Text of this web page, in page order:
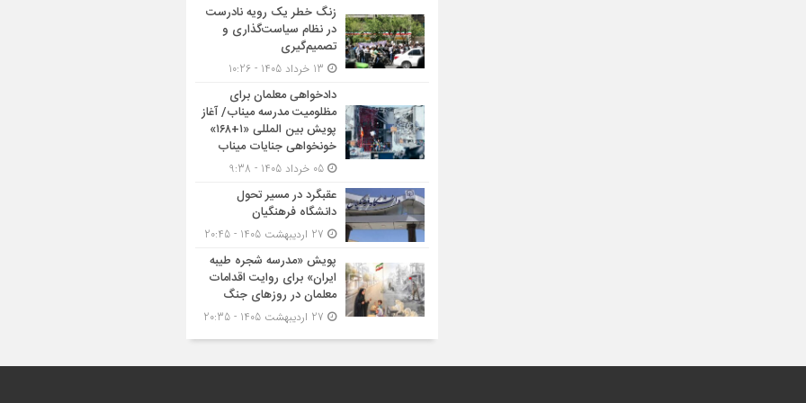
زنگ خطر یک رویه نادرست
در نظام سیاست‌گذاری و
تصمیم‌گیری
دادخواهی معلمان برای
مظلومیت مدرسه میناب/ آغاز
پویش بین المللی «۱+۱۶۸»
خونخواهی جنایات میناب
عقبگرد در مسیر تحول
دانشگاه فرهنگیان
پویش «مدرسه شجره طیبه
ایران» برای روایت اقدامات
معلمان در روزهای جنگ